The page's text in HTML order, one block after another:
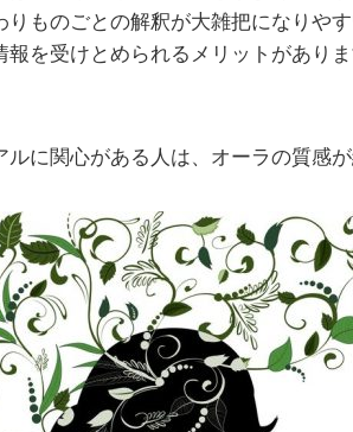
りものごとの解釈が大雑把になりや
報を受けとめられるメリットがあり
ルに関心がある人は、オーラの質感